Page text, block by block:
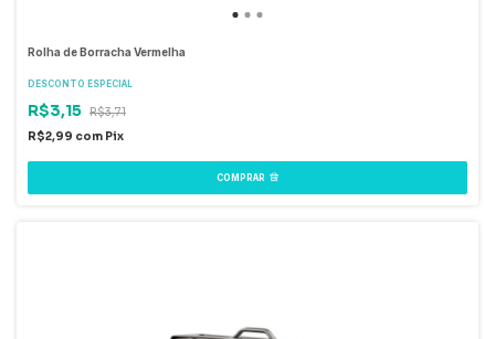
Rolha de Borracha Vermelha
DESCONTO ESPECIAL
R$3,15 R$3,71
R$2,99 com Pix
COMPRAR